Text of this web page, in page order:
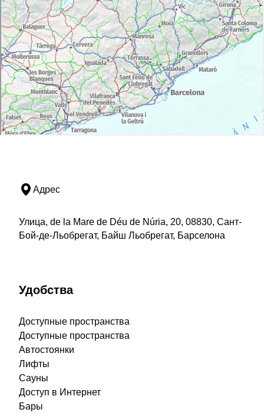
Адрес
Улица, de la Mare de Déu de Núria, 20, 08830, Сант-
Бой-де-Льобрегат, Байш Льобрегат, Барселона
Удобства
Доступные пространства
Доступные пространства
Автостоянки
Лифты
Сауны
Доступ в Интернет
Бары